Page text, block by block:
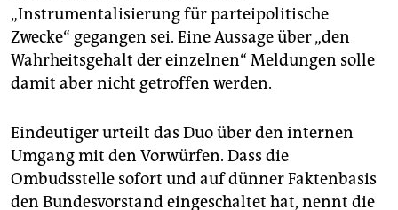
„Instrumentalisierung für parteipolitische
Zwecke“ gegangen sei. Eine Aussage über „den
Wahrheitsgehalt der einzelnen“ Meldungen solle
damit aber nicht getroffen werden.
Eindeutiger urteilt das Duo über den internen
Umgang mit den Vorwürfen. Dass die
Ombudsstelle sofort und auf dünner Faktenbasis
den Bundesvorstand eingeschaltet hat, nennt die